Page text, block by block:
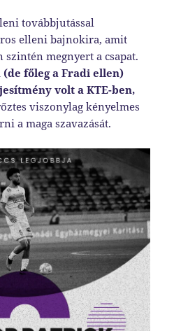
továbbjutással
elleni bajnokira, amit
megnyert a csapat.
főleg a Fradi ellen)
volt a KTE-ben,
viszonylag kényelmes
a maga szavazását.